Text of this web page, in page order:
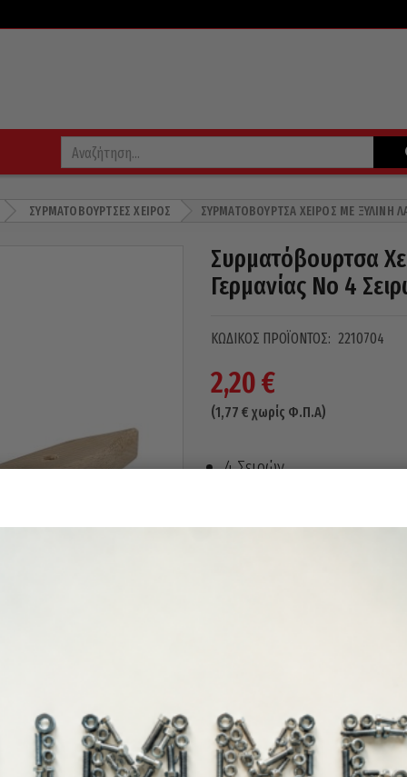
ΣΥΡΜΑΤΌΒΟΥΡΤΣΕΣ ΧΕΙΡΌΣ ΣΥΡΜΑΤΌΒΟΥΡΤΣΑ ΧΕΙΡΌΣ ΜΕ ΞΎΛΙΝΗ
Συρματόβουρτσα
Γερμανίας No 4
ΚΩΔΙΚΌΣ ΠΡΟΪΌΝΤΟΣ: 2210704
2,20€
(1,77 € χωρίς Φ.Π.Α)
4 Σειρών